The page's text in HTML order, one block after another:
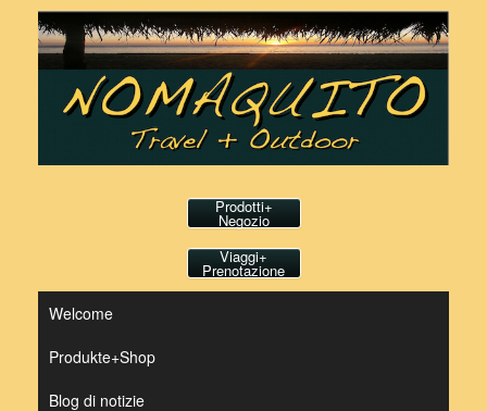
contenuto
Prodotti+
Negozio
Viaggi+
Prenotazione
Welcome
Produkte+Shop
Blog di notizie